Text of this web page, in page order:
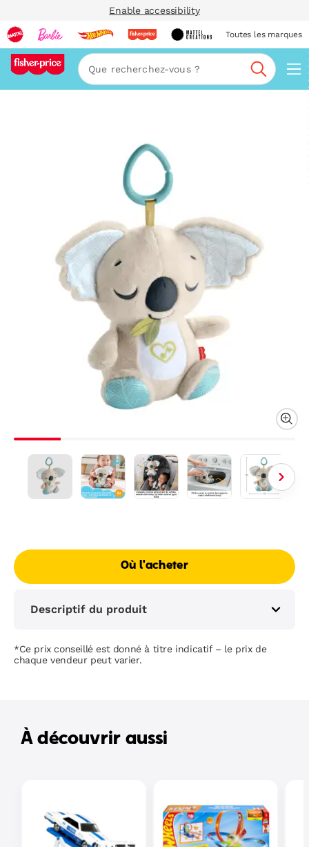
Enable accessibility
Toutes les marques
Où l'acheter
Descriptif du produit
*Ce prix conseillé est donné à titre indicatif – le prix de
chaque vendeur peut varier.
À découvrir aussi